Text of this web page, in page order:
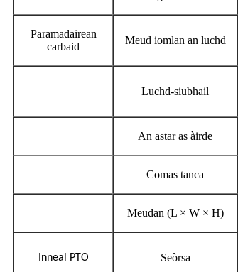
Paramadairean
carbaid
Meud iomlan an luchd
Luchd-siubhail
An astar as àirde
Comas tanca
Meudan (L × W × H)
Inneal PTO Seòrsa